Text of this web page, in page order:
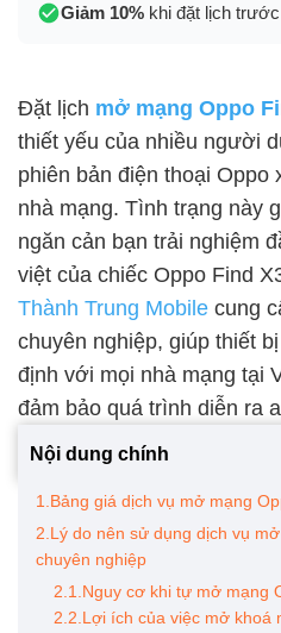
Giảm 10% khi đặt lịch
Đặt lịch mở mạng Oppo
thiết yếu của nhiều người
phiên bản điện thoại Oppo
nhà mạng. Tình trạng này
ngăn cản bạn trải nghiệm
việt của chiếc Oppo Find
Thành Trung Mobile cung
chuyên nghiệp, giúp thiết
định với mọi nhà mạng tại
đảm bảo quá trình diễn ra
Nội dung chính
1.Bảng giá dịch vụ mở mạng
2.Lý do nên sử dụng dịch vụ
chuyên nghiệp
2.1.Nguy cơ khi tự mở mạng
2.2.Lợi ích của việc mở khoá